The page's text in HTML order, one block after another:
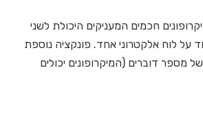
זאת ישנם 8 מיקרופונים חכמים המעניקים היכולת לשני
על לוח אלקטרוני אחד. פונקציה נוספת
מספר דוברים (המיקרופונים יכולים